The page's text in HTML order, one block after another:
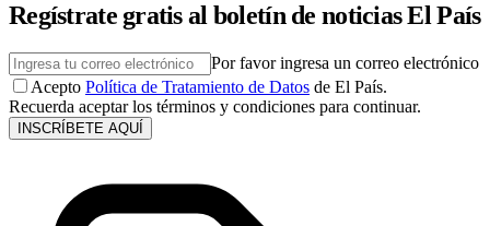
Regístrate gratis al boletín de noticias El País
Por favor ingresa un correo electrónico
Acepto Política de Tratamiento de Datos de El País.
Recuerda aceptar los términos y condiciones para continuar.
INSCRÍBETE AQUÍ